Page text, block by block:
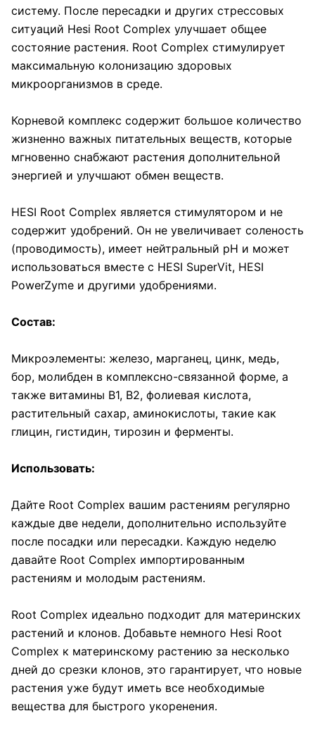
систему. После пересадки и других стрессовых
ситуаций Hesi Root Complex улучшает общее
состояние растения. Root Complex стимулирует
максимальную колонизацию здоровых
микроорганизмов в среде.
Корневой комплекс содержит большое количество
жизненно важных питательных веществ, которые
мгновенно снабжают растения дополнительной
энергией и улучшают обмен веществ.
HESI Root Complex является стимулятором и не
содержит удобрений. Он не увеличивает соленость
(проводимость), имеет нейтральный pH и может
использоваться вместе с HESI SuperVit, HESI
PowerZyme и другими удобрениями.
Состав:
Микроэлементы: железо, марганец, цинк, медь,
бор, молибден в комплексно-связанной форме, а
также витамины В1, В2, фолиевая кислота,
растительный сахар, аминокислоты, такие как
глицин, гистидин, тирозин и ферменты.
Использовать:
Дайте Root Complex вашим растениям регулярно
каждые две недели, дополнительно используйте
после посадки или пересадки. Каждую неделю
давайте Root Complex импортированным
растениям и молодым растениям.
Root Complex идеально подходит для материнских
растений и клонов. Добавьте немного Hesi Root
Complex к материнскому растению за несколько
дней до срезки клонов, это гарантирует, что новые
растения уже будут иметь все необходимые
вещества для быстрого укоренения.